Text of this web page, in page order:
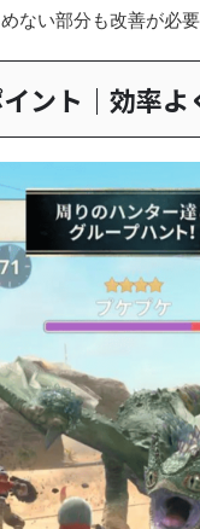
ない部分も改善が必要
ント｜効率よ